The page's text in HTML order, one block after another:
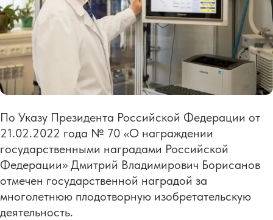
По Указу Президента Российской Федерации от
21.02.2022 года № 70 «О награждении
государственными наградами Российской
Федерации» Дмитрий Владимирович Борисанов
отмечен государственной наградой за
многолетнюю плодотворную изобретательскую
деятельность.